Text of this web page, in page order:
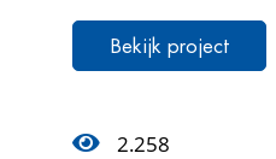
Bekijk project
2.258